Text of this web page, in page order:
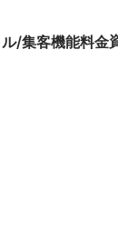
/集客機能料金